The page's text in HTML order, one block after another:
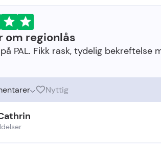
om regionlås
PAL. Fikk rask, tydelig
Nyttig